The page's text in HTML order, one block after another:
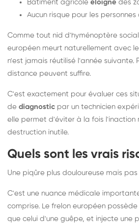
Bâtiment agricole éloigné des
Aucun risque pour les personnes
Comme tout nid d'hyménoptère
européen meurt naturellement avec
n'est jamais réutilisé l'année suivante.
distance peuvent suffire.
C'est exactement pour évaluer ces
de diagnostic par un technicien
elle permet d'éviter à la fois l'inaction
destruction inutile.
Quels sont les vrais
Une piqûre plus douloureuse mais
C'est une nuance médicale
comprise. Le frelon européen
que celui d'une guêpe, et injecte une